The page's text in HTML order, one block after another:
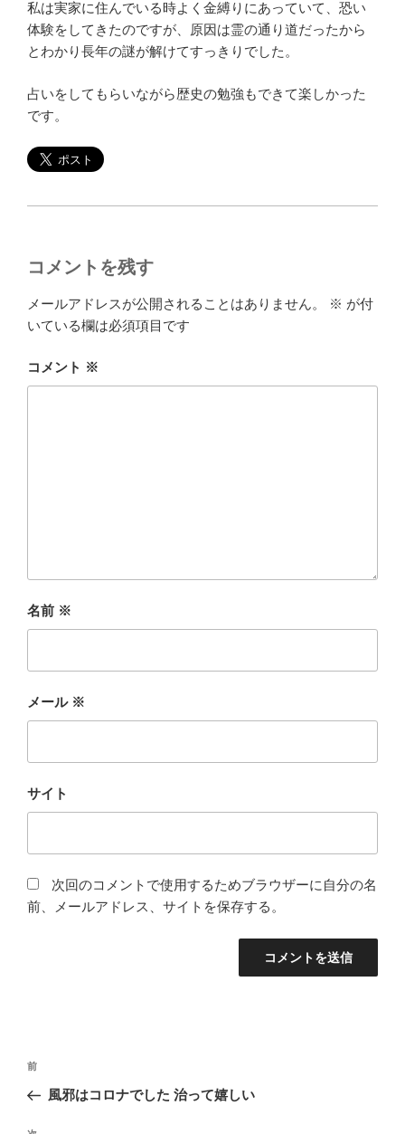
私は実家に住んでいる時よく金縛りにあっていて、恐い
体験をしてきたのですが、原因は霊の通り道だったから
とわかり長年の謎が解けてすっきりでした。
占いをしてもらいながら歴史の勉強もできて楽しかった
です。
コメントを残す
メールアドレスが公開されることはありません。 ※ が付
いている欄は必須項目です
コメント ※
名前 ※
メール ※
サイト
次回のコメントで使用するためブラウザーに自分の名
前、メールアドレス、サイトを保存する。
投
前
の
前
風邪はコロナでした 治って嬉しい